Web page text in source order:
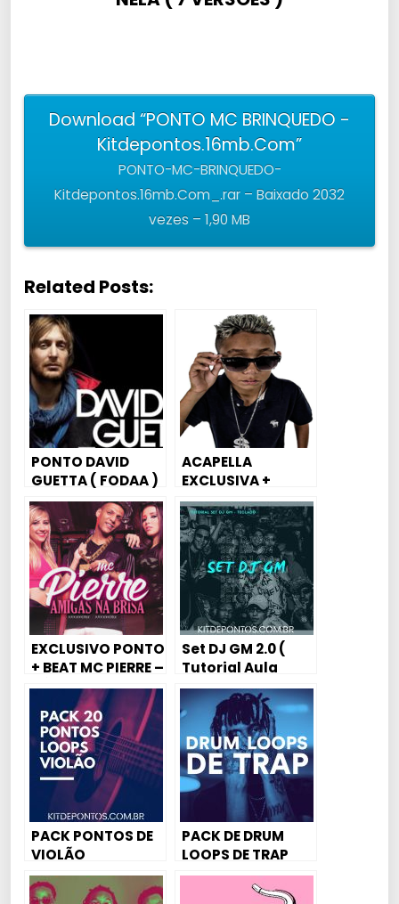
Download “PONTO MC BRINQUEDO -
Kitdepontos.16mb.Com”
PONTO-MC-BRINQUEDO-
Kitdepontos.16mb.Com_.rar – Baixado 2032
vezes – 1,90 MB
Related Posts:
PONTO DAVID
GUETTA ( FODAA )
ACAPELLA
EXCLUSIVA +
PONTO MC
TAVINHO – ELA ME
MAMOU
EXCLUSIVO PONTO
+ BEAT MC PIERRE –
SÓ QUERO MULHER
QUE TOMA BALA
Set DJ GM 2.0 (
Tutorial Aula
Piano / Karaokê)
PACK PONTOS DE
VIOLÃO
PACK DE DRUM
LOOPS DE TRAP
2021